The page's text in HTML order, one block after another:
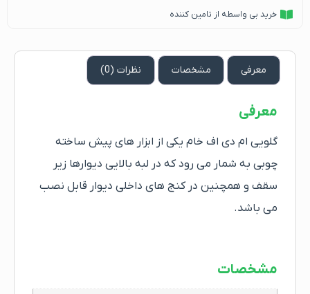
خرید بی واسطه از تامین کننده
معرفی مشخصات نظرات (0)
معرفی
گلویی ام دی اف خام یکی از ابزار های پیش ساخته
چوبی به شمار می رود که در لبه بالایی دیوارها زیر
سقف و همچنین در کنج های داخلی دیوار قابل نصب
می باشد.
مشخصات